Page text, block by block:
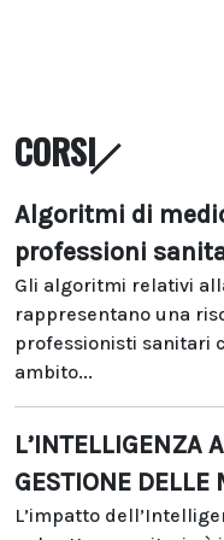
CORSI
Algoritmi di
professioni
Gli algoritmi relativi
rappresentano una
professionisti sanitari
ambito...
L’INTELLIGENZA
GESTIONE DELLE
L’impatto